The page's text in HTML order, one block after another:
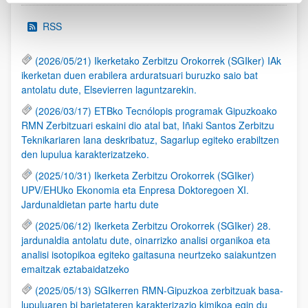
RSS
(2026/05/21) Ikerketako Zerbitzu Orokorrek (SGIker) IAk
ikerketan duen erabilera arduratsuari buruzko saio bat
antolatu dute, Elsevierren laguntzarekin.
(2026/03/17) ETBko Tecnólopis programak Gipuzkoako
RMN Zerbitzuari eskaini dio atal bat, Iñaki Santos Zerbitzu
Teknikariaren lana deskribatuz, Sagarlup egiteko erabiltzen
den lupulua karakterizatzeko.
(2025/10/31) Ikerketa Zerbitzu Orokorrek (SGIker)
UPV/EHUko Ekonomia eta Enpresa Doktoregoen XI.
Jardunaldietan parte hartu dute
(2025/06/12) Ikerketa Zerbitzu Orokorrek (SGIker) 28.
jardunaldia antolatu dute, oinarrizko analisi organikoa eta
analisi isotopikoa egiteko gaitasuna neurtzeko saiakuntzen
emaitzak eztabaidatzeko
(2025/05/13) SGIkerren RMN-Gipuzkoa zerbitzuak basa-
lupuluaren bi barietateren karakterizazio kimikoa egin du